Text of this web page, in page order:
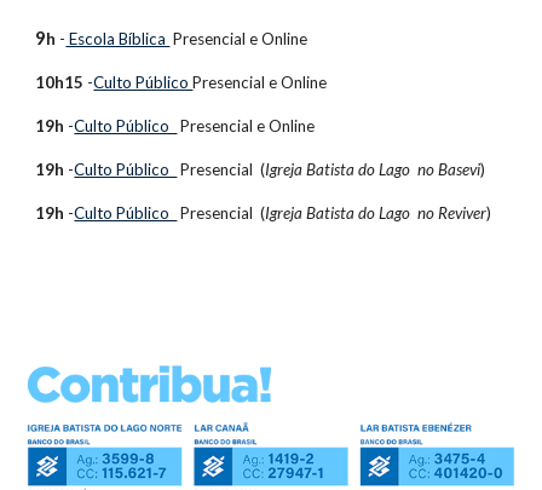
9h - Escola Bíblica Presencial e Online
10h15 -Culto Público Presencial e Online
19h -Culto Público Presencial e Online
19h -Culto Público Presencial (Igreja Batista do Lago  no Basevi)
19h -Culto Público Presencial (Igreja Batista do Lago  no Reviver)